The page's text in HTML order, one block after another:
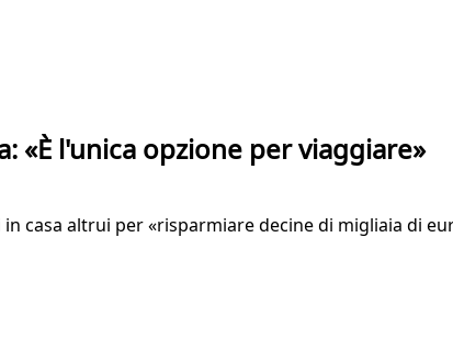
«È l'unica opzione per viaggiare»
casa altrui per «risparmiare decine di migliaia di